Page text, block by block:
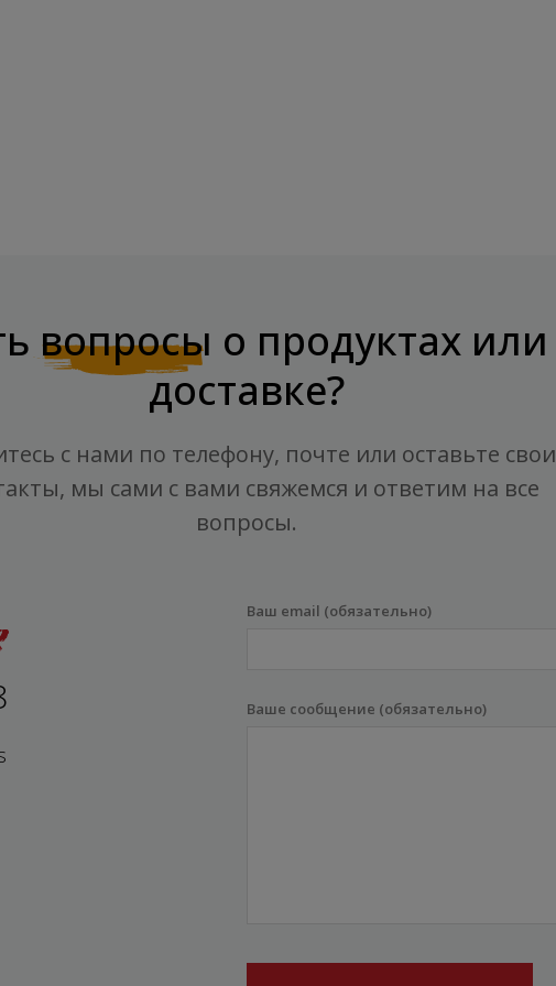
вопросы о продуктах или
доставке?
с нами по телефону, почте или оставьте свои
мы сами с вами свяжемся и ответим на все
вопросы.
Ваш email (обязательно)
Ваше сообщение (обязательно)